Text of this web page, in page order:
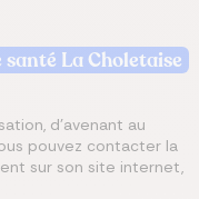
La Choletaise
d'avenant au
pouvez contacter la
sur son site internet,